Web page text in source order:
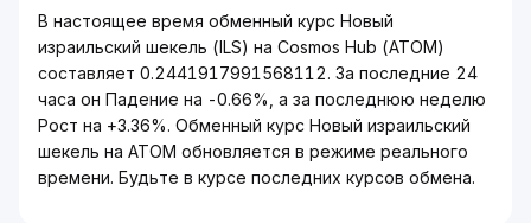
В настоящее время обменный курс Новый
израильский шекель (ILS) на Cosmos Hub (ATOM)
составляет 0.2441917991568112. За последние 24
часа он Падение на -0.66%, а за последнюю неделю
Рост на +3.36%. Обменный курс Новый израильский
шекель на ATOM обновляется в режиме реального
времени. Будьте в курсе последних курсов обмена.